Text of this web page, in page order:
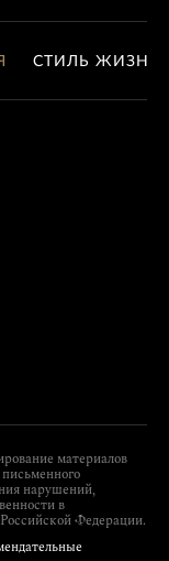
СТИЛЬ ЖИЗНИ
материалов
нарушений,
в
Федерации.